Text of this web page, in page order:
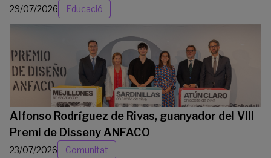
29/07/2026 Educació
Alfonso Rodríguez de Rivas, guanyador del VIII
Premi de Disseny ANFACO
23/07/2026 Comunitat